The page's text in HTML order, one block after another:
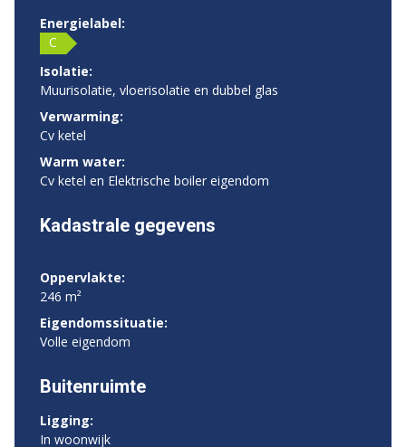
Energielabel:
C
Isolatie:
Muurisolatie, vloerisolatie en dubbel glas
Verwarming:
Cv ketel
Warm water:
Cv ketel en Elektrische boiler eigendom
Kadastrale gegevens
Oppervlakte:
246 m²
Eigendomssituatie:
Volle eigendom
Buitenruimte
Ligging:
In woonwijk